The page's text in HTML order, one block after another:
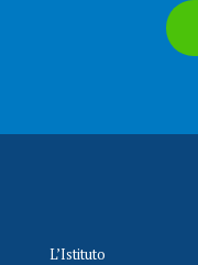
L’Istituto